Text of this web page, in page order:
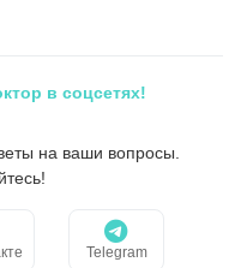
в соцсетях!
на ваши вопросы.
Telegram